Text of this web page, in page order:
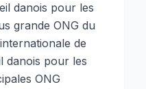
danois pour les
grande ONG du
de
danois pour les
ONG